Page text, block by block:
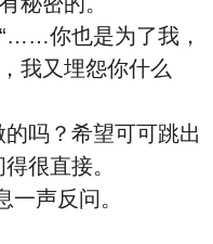
你也是为了我，
我又埋怨你什么
吗？希望可可跳出
很直接。
一声反问。